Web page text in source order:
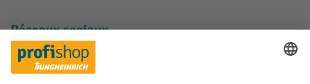
Réseaux sociaux
Facebook
YouTube
LinkedInInstagram